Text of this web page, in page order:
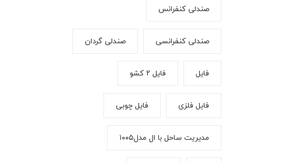
صندلی کنفرانس
صندلی کنفرانسی صندلی گردان
فایل فایل ۲ کشو
فایل فلزی فایل چوبی
مدیریت ساحل با ال مدل۱۰۰۵